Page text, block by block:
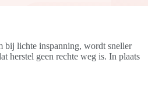
bij lichte inspanning, wordt sneller
herstel geen rechte weg is. In plaats